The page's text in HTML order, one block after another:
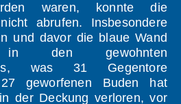
waren, konnte die
abrufen. Insbesondere
und davor die blaue Wand
den gewohnten
was 31 Gegentore
geworfenen Buden hat
der Deckung verloren, vor